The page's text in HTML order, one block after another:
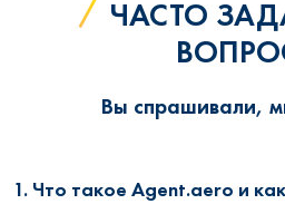
ЧАСТО
Вы спрашивали,
1. Что такое Agent.aero и